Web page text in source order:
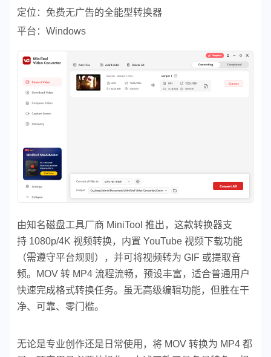
定位：免费无广告的全能型转换器
平台：Windows
由知名磁盘工具厂商 MiniTool 推出，这款转换器支
持 1080p/4K 视频转换，内置 YouTube 视频下载功能
（需遵守平台规则），并可将视频转为 GIF 或提取音
频。MOV 转 MP4 流程流畅，预设丰富，适合普通用户
快速完成格式转换任务。虽无高级编辑功能，但胜在干
净、可靠、零门槛。
无论是专业创作还是日常使用，将 MOV 转换为 MP4 都